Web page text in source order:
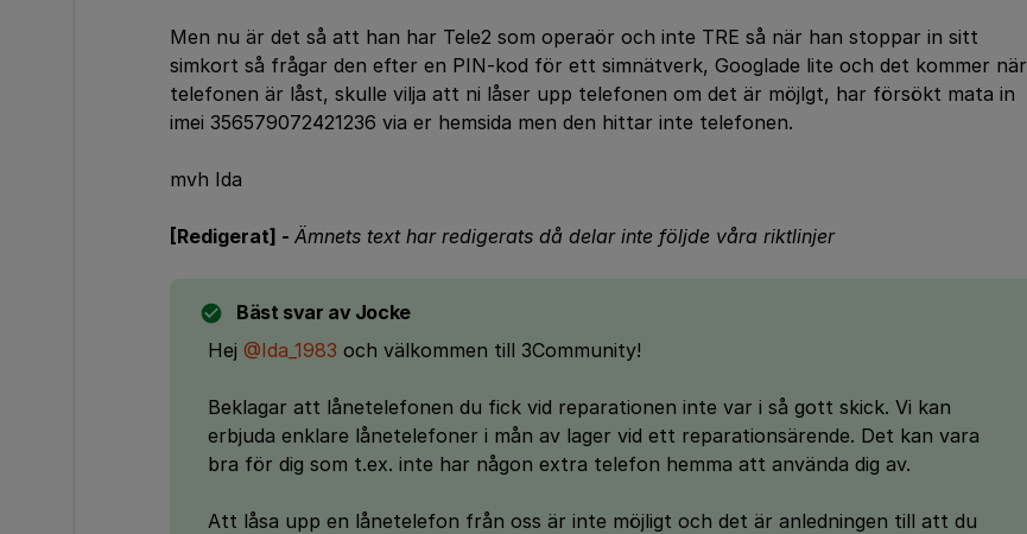
Men nu är det så att han har Tele2 som operaör och inte TRE så när han stoppar in sitt
simkort så frågar den efter en PIN-kod för ett simnätverk, Googlade lite och det kommer när
telefonen är låst, skulle vilja att ni låser upp telefonen om det är möjlgt, har försökt mata in
imei 356579072421236 via er hemsida men den hittar inte telefonen.
mvh Ida
[Redigerat] - Ämnets text har redigerats då delar inte följde våra riktlinjer
Bäst svar av Jocke
Hej @Ida_1983 och välkommen till 3Community!
Beklagar att lånetelefonen du fick vid reparationen inte var i så gott skick. Vi kan
erbjuda enklare lånetelefoner i mån av lager vid ett reparationsärende. Det kan vara
bra för dig som t.ex. inte har någon extra telefon hemma att använda dig av.
Att låsa upp en lånetelefon från oss är inte möjligt och det är anledningen till att du